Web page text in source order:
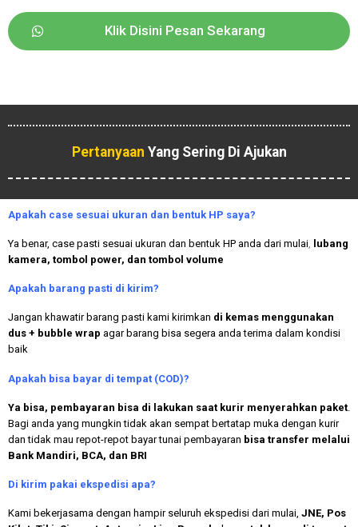
Klik Disini Pesan Sekarang
Pertanyaan Yang Sering Di Ajukan
Apakah case sesuai ukuran dan bentuk HP saya?
Ya benar, case pasti sesuai ukuran dan bentuk HP anda dari mulai
lubang
kamera, tombol power, dan tombol volume
Apakah barang pasti di kirim?
Jangan khawatir barang pasti kami kirimkan di kemas menggunakan
dus + bubble wrap agar barang bisa segera anda terima dalam kondisi
baik
Apakah bisa bayar di tempat (COD)?
Ya bisa, pembayaran bisa di lakukan saat kurir menyerahkan paket
Bagi anda yang mungkin tidak akan sempat bertatap muka dengan kurir
dan tidak mau repot-repot bayar tunai pembayaran bisa transfer melalui
Bank Mandiri, BCA, dan BRI
Di kirim pakai ekspedisi apa?
Kami bekerjasama dengan hampir seluruh ekspedisi dari mulai, JNE, Pos